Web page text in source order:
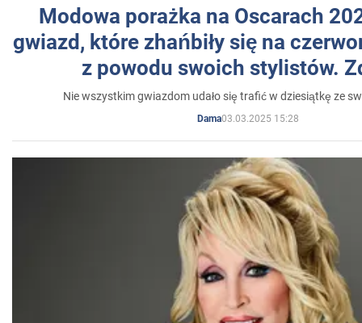
Modowa porażka na Oscarach
gwiazd, które zhańbiły się na
z powodu swoich stylistów.
Nie wszystkim gwiazdom udało się trafić w dziesiątkę ze
Dama03.03.2025 15:28